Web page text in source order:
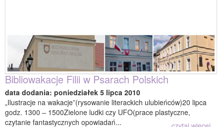
Bibliowakacje Filii w Psarach Polskich
data dodania: poniedziałek 5 lipca 2010
„Ilustracje na wakacje”(rysowanie literackich ulubieńców)20 lipca
godz. 1300 – 1500Zielone ludki czy UFO(prace plastyczne,
czytanie fantastycznych opowiadań...